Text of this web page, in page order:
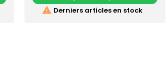
Retrouvez également les COLLIERS
 Derniers articles en stock